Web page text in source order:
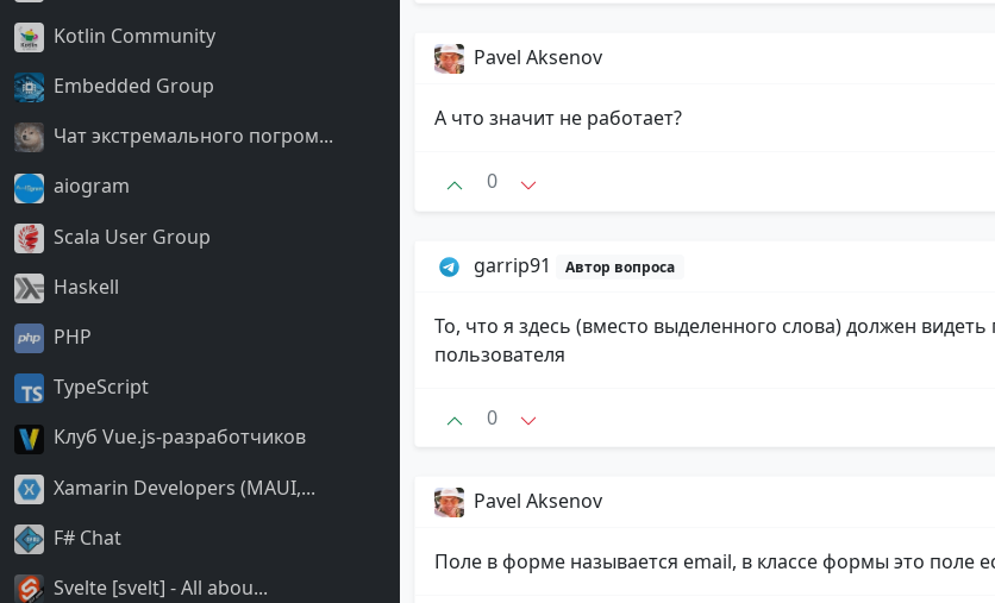
Kotlin Community
Embedded Group
Чат экстремального погром...
aiogram
Scala User Group
Haskell
PHP
TypeScript
Клуб Vue.js-разработчиков
Xamarin Developers (MAUI,...
F# Chat
Svelte [svelt] - All abou...
Pavel Aksenov
А что значит не работает?
0
garrip91 Автор вопроса
То, что я здесь (вместо выделенного слова) должен
пользователя
0
Pavel Aksenov
Поле в форме называется email, в классе формы это поле